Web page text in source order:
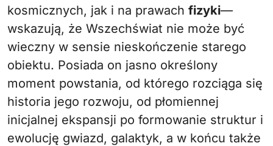
kosmicznych, jak i na prawach fizyki—
wskazują, że Wszechświat nie może być
wieczny w sensie nieskończenie starego
obiektu. Posiada on jasno określony
moment powstania, od którego rozciąga się
historia jego rozwoju, od płomiennej
inicjalnej ekspansji po formowanie struktur i
ewolucję gwiazd, galaktyk, a w końcu także